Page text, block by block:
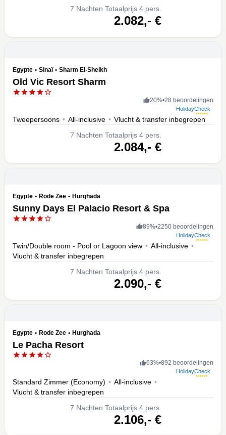
7 Nachten Totaalprijs 4 pers.
2.082,- €
Egypte • Sinaï • Sharm El-Sheikh
Old Vic Resort Sharm
20%•28 beoordelingen
HolidayCheck
Tweepersoons • All-inclusive • Vlucht & transfer inbegrepen
7 Nachten Totaalprijs 4 pers.
2.084,- €
Egypte • Rode Zee • Hurghada
Sunny Days El Palacio Resort & Spa
89%•2250 beoordelingen
HolidayCheck
Twin/Double room - Pool or Lagoon view • All-inclusive •
Vlucht & transfer inbegrepen
7 Nachten Totaalprijs 4 pers.
2.090,- €
Egypte • Rode Zee • Hurghada
Le Pacha Resort
63%•892 beoordelingen
HolidayCheck
Standard Zimmer (Economy) • All-inclusive •
Vlucht & transfer inbegrepen
7 Nachten Totaalprijs 4 pers.
2.106,- €